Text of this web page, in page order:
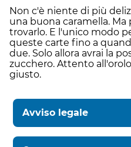
Non c'è niente di più
una buona caramella.
trovarlo. E l'unico modo
queste carte fino a
due. Solo allora avrai la
zucchero. Attento
giusto.
Avviso legale